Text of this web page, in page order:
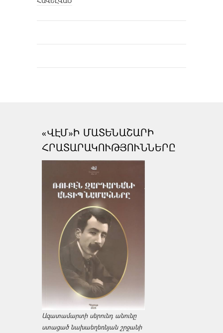
«ՎԷՄ»Ի ՄԱՏԵՆԱՇԱՐԻ
ՀՐԱՏԱՐԱԿՈՒԹՅՈՒՆՆԵՐԸ
Ազատամարտի սերունդ անունը
ստացած նախաեղեռնյան շրջանի